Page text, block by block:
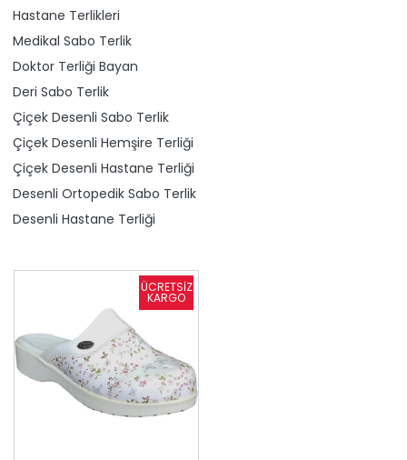
Hastane Terlikleri
Medikal Sabo Terlik
Doktor Terliği Bayan
Deri Sabo Terlik
Çiçek Desenli Sabo Terlik
Çiçek Desenli Hemşire Terliği
Çiçek Desenli Hastane Terliği
Desenli Ortopedik Sabo Terlik
Desenli Hastane Terliği